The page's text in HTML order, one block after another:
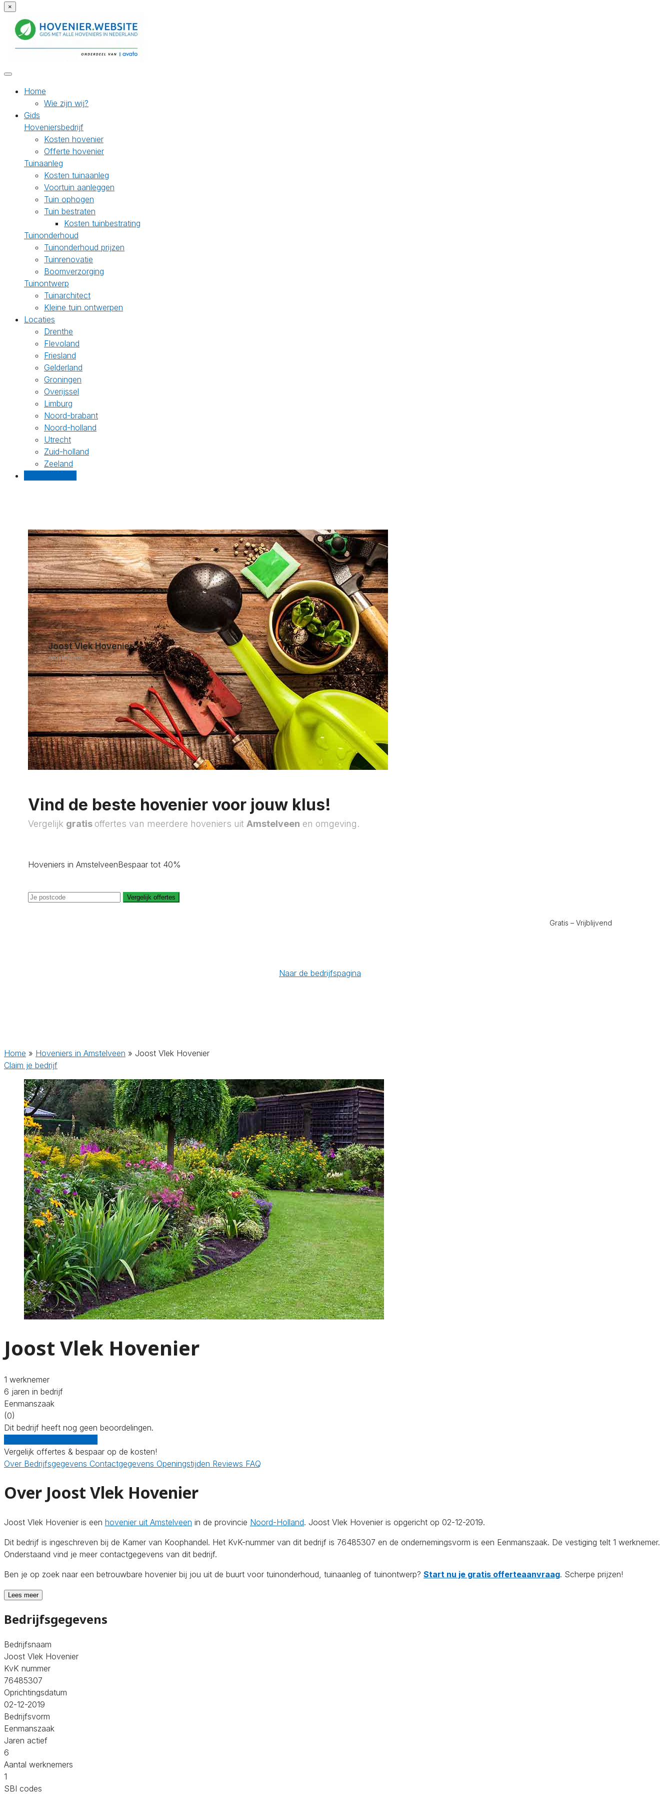
×
Home
Wie zijn wij?
Gids
Hoveniersbedrijf
Kosten hovenier
Offerte hovenier
Tuinaanleg
Kosten tuinaanleg
Voortuin aanleggen
Tuin ophogen
Tuin bestraten
Kosten tuinbestrating
Tuinonderhoud
Tuinonderhoud prijzen
Tuinrenovatie
Boomverzorging
Tuinontwerp
Tuinarchitect
Kleine tuin ontwerpen
Locaties
Drenthe
Flevoland
Friesland
Gelderland
Groningen
Overijssel
Limburg
Noord-brabant
Noord-holland
Utrecht
Zuid-holland
Zeeland
Joost Vlek Hovenier
Amstelveen
Vind de beste hovenier voor jouw klus!
Vergelijk gratis offertes van meerdere hoveniers uit Amstelveen en omgeving.
Hoveniers in AmstelveenBespaar tot 40%
Vergelijk offertes
Gratis – Vrijblijvend
Naar de bedrijfspagina
Home » Hoveniers in Amstelveen » Joost Vlek Hovenier
Claim je bedrijf
Joost Vlek Hovenier
1 werknemer
6 jaren in bedrijf
Eenmanszaak
(0)
Dit bedrijf heeft nog geen beoordelingen.
Vergelijk offertes & bespaar op de kosten!
Over Bedrijfsgegevens Contactgegevens Openingstijden Reviews FAQ
Over Joost Vlek Hovenier
Joost Vlek Hovenier is een hovenier uit Amstelveen in de provincie Noord-Holland. Joost Vlek Hovenier is opgericht op 02-12-2019.
Dit bedrijf is ingeschreven bij de Kamer van Koophandel. Het KvK-nummer van dit bedrijf is 76485307 en de ondernemingsvorm is een Eenmanszaak. De vestiging telt 1 werknemer.
Onderstaand vind je meer contactgegevens van dit bedrijf.
Ben je op zoek naar een betrouwbare hovenier bij jou uit de buurt voor tuinonderhoud, tuinaanleg of tuinontwerp? Start nu je gratis offerteaanvraag. Scherpe prijzen!
Lees meer
Bedrijfsgegevens
Bedrijfsnaam
Joost Vlek Hovenier
KvK nummer
76485307
Oprichtingsdatum
02-12-2019
Bedrijfsvorm
Eenmanszaak
Jaren actief
6
Aantal werknemers
1
SBI codes